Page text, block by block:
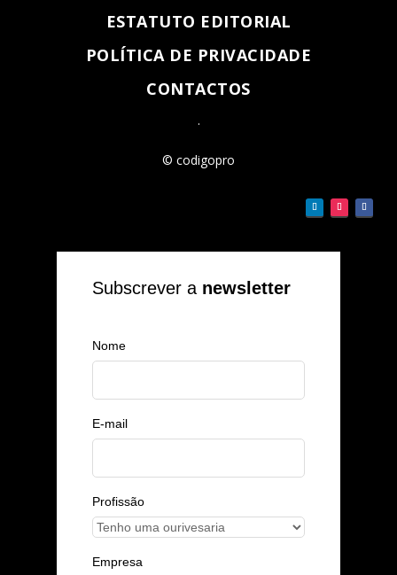
ESTATUTO EDITORIAL
POLÍTICA DE PRIVACIDADE
CONTACTOS
.
© codigopro
Subscrever a newsletter
Nome
E-mail
Profissão
Empresa